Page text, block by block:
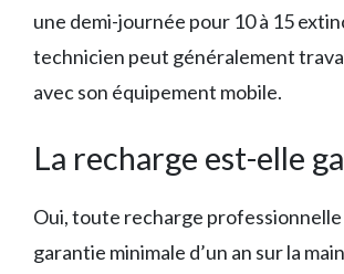
une demi-journée pour 10 à 15
technicien peut généralement
avec son équipement mobile.
La recharge est-elle
Oui, toute recharge
garantie minimale d’un an sur la